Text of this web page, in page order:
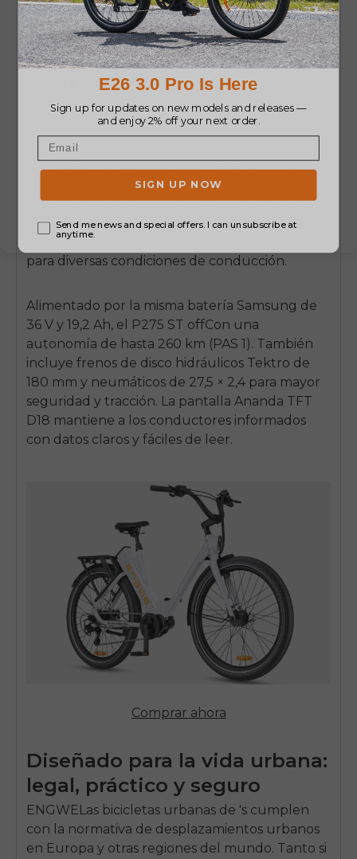
Comprar ahora
ENGWE P275 ST
Comparte el mismo cuadro de
aleación de aluminio 6061, robusto y de acceso
fácil, diseñado para un montaje sencillo y una
conducción urbana cómoda. Incorpora un
motor central sin escobillas Ananda de 250 W y
70 Nm, junto con una transmisión SHIMANO de
9 velocidades, que ofrece un desarrollo versátil
para diversas condiciones de conducción.
Alimentado por la misma batería Samsung de
36 V y 19,2 Ah, el
P275 ST offCon una
autonomía de hasta 260 km (PAS 1). También
incluye frenos de disco hidráulicos Tektro de
180 mm y neumáticos de 27,5 × 2,4 para mayor
seguridad y tracción. La pantalla Ananda TFT
D18 mantiene a los conductores informados
con datos claros y fáciles de leer.
Comprar ahora
Diseñado para la vida urbana:
legal, práctico y seguro
ENGWE Las bicicletas urbanas de 's cumplen
con la normativa de desplazamientos urbanos
en Europa y otras regiones del mundo. Tanto si